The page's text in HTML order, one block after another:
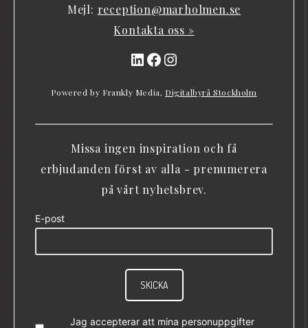
Mejl: reception@marholmen.se
Kontakta oss »
LinkedIn
Facebook
Instagram
Powered by Frankly Media, Digitalbyrå Stockholm
Missa ingen inspiration och få
erbjudanden först av alla - prenumerera
på vårt nyhetsbrev.
E-post
SKICKA
Jag accepterar att mina personuppgifter